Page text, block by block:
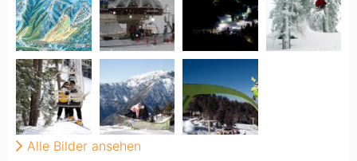
Alle Bilder ansehen